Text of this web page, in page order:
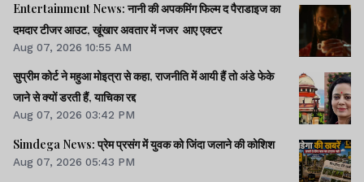
Entertainment News: नानी की अपकमिंग फिल्म द पैराडाइज का
दमदार टीजर आउट, खूंखार अवतार में नजर आए एक्टर
Aug 07, 2026 10:55 AM
सुप्रीम कोर्ट ने महुआ मोइत्रा से कहा, राजनीति में आयी हैं तो अंडे फेके
जाने से क्यों डरती हैं, याचिका रद्द
Aug 07, 2026 03:42 PM
Simdega News: प्रेम प्रसंग में युवक को जिंदा जलाने की कोशिश
Aug 07, 2026 05:43 PM